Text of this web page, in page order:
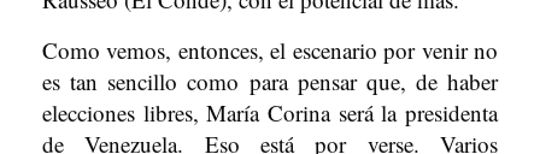
Como vemos, entonces, el escenario por venir no
es tan sencillo como para pensar que, de haber
elecciones libres, María Corina será la presidenta
de Venezuela. Eso está por verse. Varios